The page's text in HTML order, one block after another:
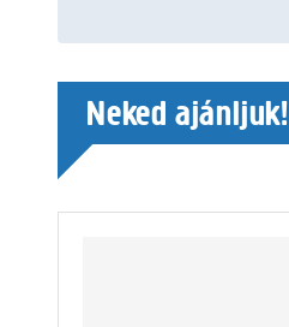
Neked ajánljuk!